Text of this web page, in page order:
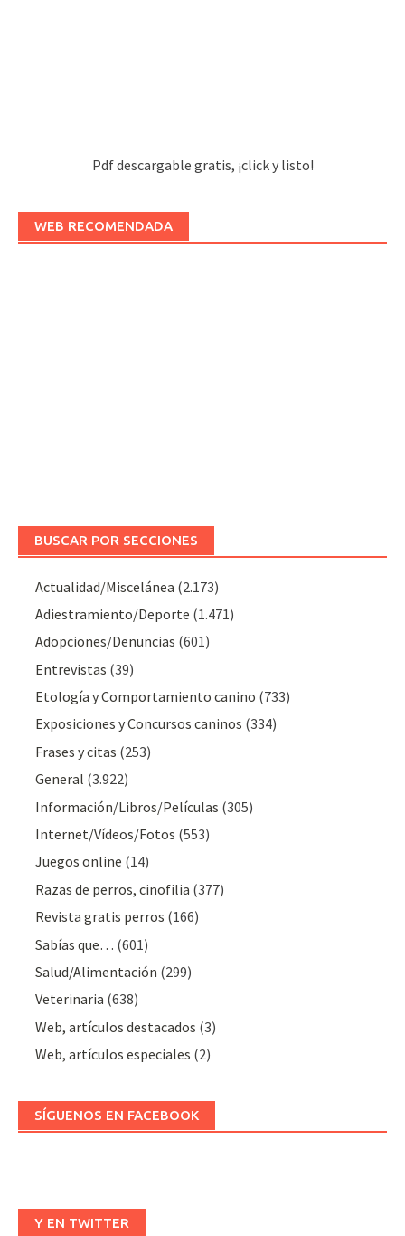
Pdf descargable gratis, ¡click y listo!
WEB RECOMENDADA
BUSCAR POR SECCIONES
Actualidad/Miscelánea (2.173)
Adiestramiento/Deporte (1.471)
Adopciones/Denuncias (601)
Entrevistas (39)
Etología y Comportamiento canino (733)
Exposiciones y Concursos caninos (334)
Frases y citas (253)
General (3.922)
Información/Libros/Películas (305)
Internet/Vídeos/Fotos (553)
Juegos online (14)
Razas de perros, cinofilia (377)
Revista gratis perros (166)
Sabías que… (601)
Salud/Alimentación (299)
Veterinaria (638)
Web, artículos destacados (3)
Web, artículos especiales (2)
SÍGUENOS EN FACEBOOK
Y EN TWITTER